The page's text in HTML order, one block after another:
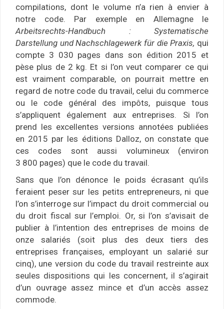
compilations, dont le volume n’a rien à envier à
notre code. Par exemple en Allemagne le
Arbeitsrechts-Handbuch : Systematische
Darstellung und Nachschlagewerk für die Praxis, qui
compte 3 030 pages dans son édition 2015 et
pèse plus de 2 kg. Et si l’on veut comparer ce qui
est vraiment comparable, on pourrait mettre en
regard de notre code du travail, celui du commerce
ou le code général des impôts, puisque tous
s’appliquent également aux entreprises. Si l’on
prend les excellentes versions annotées publiées
en 2015 par les éditions Dalloz, on constate que
ces codes sont aussi volumineux (environ
3 800 pages) que le code du travail.
Sans que l’on dénonce le poids écrasant qu’ils
feraient peser sur les petits entrepreneurs, ni que
l’on s’interroge sur l’impact du droit commercial ou
du droit fiscal sur l’emploi. Or, si l’on s’avisait de
publier à l’intention des entreprises de moins de
onze salariés (soit plus des deux tiers des
entreprises françaises, employant un salarié sur
cinq), une version du code du travail restreinte aux
seules dispositions qui les concernent, il s’agirait
d’un ouvrage assez mince et d’un accès assez
commode.